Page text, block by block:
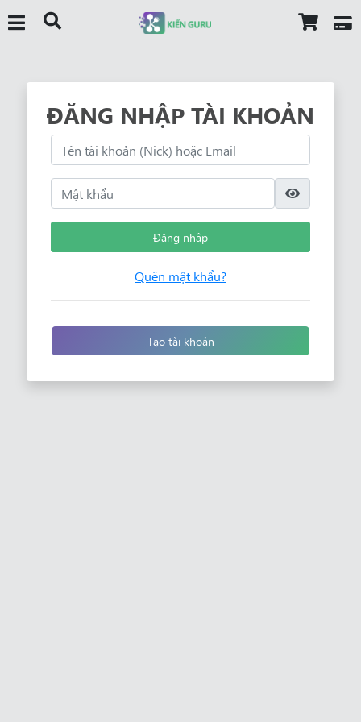
ĐĂNG NHẬP TÀI KHOẢN
Đăng nhập
Quên mật khẩu?
Tạo tài khoản